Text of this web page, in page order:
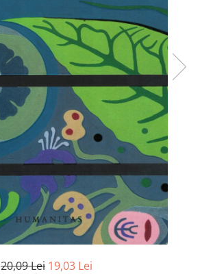
20,09 Lei 19,03 Lei